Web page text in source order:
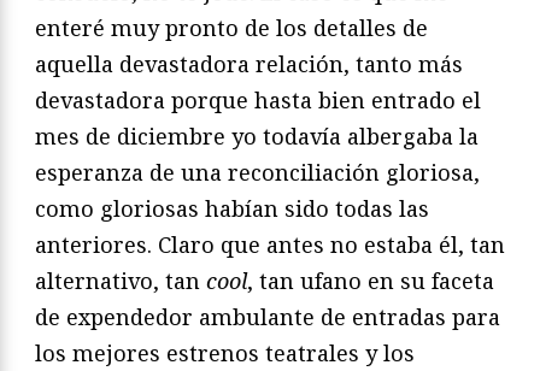
enteré muy pronto de los detalles de
aquella devastadora relación, tanto más
devastadora porque hasta bien entrado el
mes de diciembre yo todavía albergaba la
esperanza de una reconciliación gloriosa,
como gloriosas habían sido todas las
anteriores. Claro que antes no estaba él, tan
alternativo, tan cool, tan ufano en su faceta
de expendedor ambulante de entradas para
los mejores estrenos teatrales y los